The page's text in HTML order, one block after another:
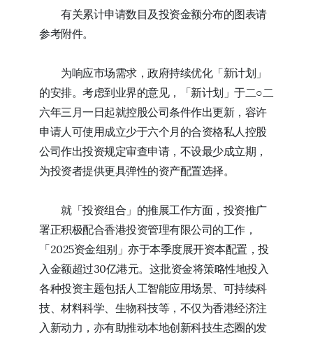
有关累计申请数目及投资金额分布的图表请
参考附件。
为响应市场需求，政府持续优化「新计划」
的安排。考虑到业界的意见，「新计划」于二○二
六年三月一日起就控股公司条件作出更新，容许
申请人可使用成立少于六个月的合资格私人控股
公司作出投资规定审查申请，不设最少成立期，
为投资者提供更具弹性的资产配置选择。
就「投资组合」的推展工作方面，投资推广
署正积极配合香港投资管理有限公司的工作，
「2025资金组别」亦于本季度展开资本配置，投
入金额超过30亿港元。这批资金将策略性地投入
各种投资主题包括人工智能应用场景、可持续科
技、材料科学、生物科技等，不仅为香港经济注
入新动力，亦有助推动本地创新科技生态圈的发